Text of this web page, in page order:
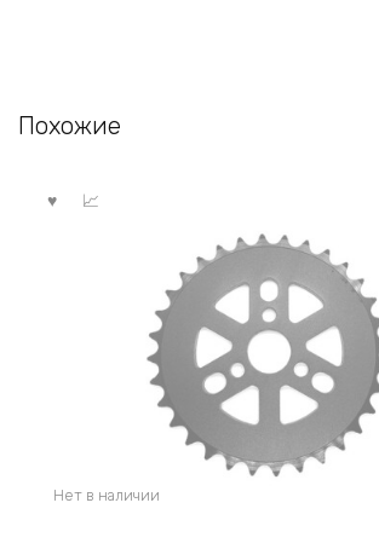
Похожие
Нет в наличии